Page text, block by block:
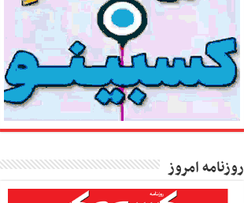
روزنامه امروز